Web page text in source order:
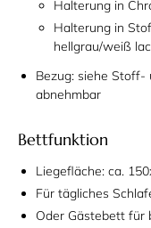
Halterung in
Halterung in
hellgrau/weiß
Bezug: siehe Stoff-
abnehmbar
Bettfunktion
Liegefläche: ca.
Für tägliches
Oder Gästebett für